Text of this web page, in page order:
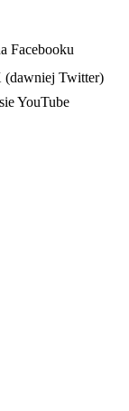
Facebooku
(dawniej Twitter)
YouTube